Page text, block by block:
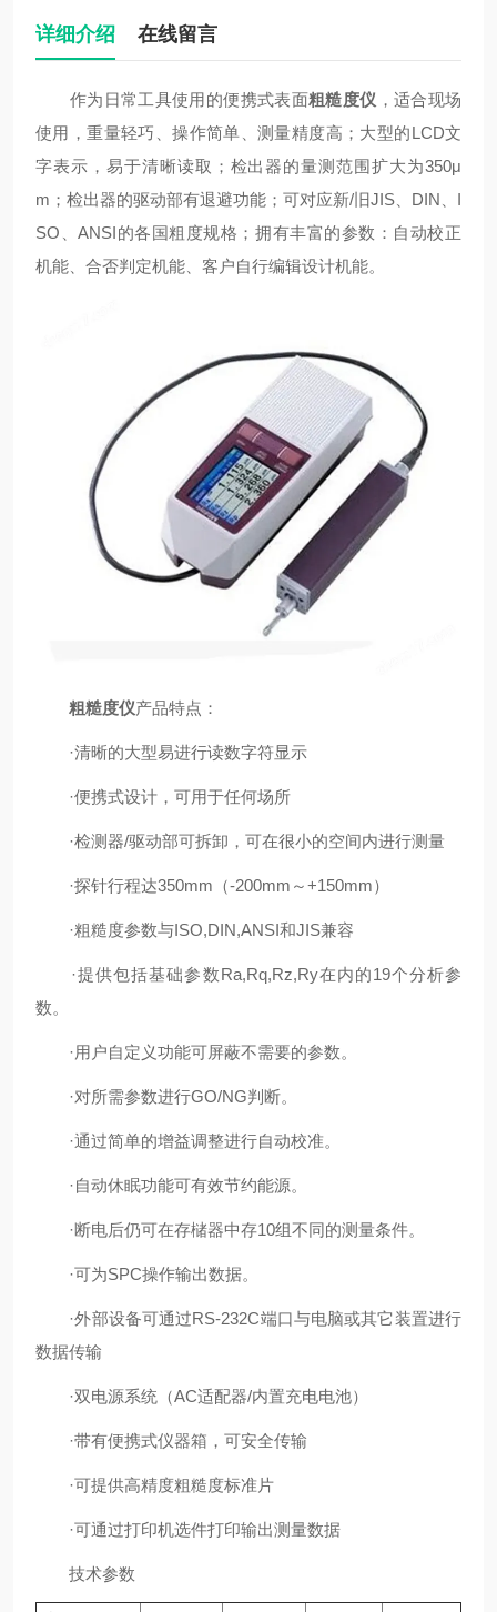
详细介绍 在线留言
作为日常工具使用的便携式表面粗糙度仪 ，适合现场
使用，重量轻巧、操作简单、测量精度高；大型的LCD文
字表示，易于清晰读取；检出器的量测范围扩大为350μ
m；检出器的驱动部有退避功能；可对应新/旧JIS、DIN、I
SO、ANSI的各国粗度规格；拥有丰富的参数：自动校正
机能、合否判定机能、客户自行编辑设计机能。
粗糙度仪产品特点：
·清晰的大型易进行读数字符显示
·便携式设计，可用于任何场所
·检测器/驱动部可拆卸，可在很小的空间内进行测量
·探针行程达350mm（-200mm～+150mm）
·粗糙度参数与ISO,DIN,ANSI和JIS兼容
·提供包括基础参数Ra,Rq,Rz,Ry在内的19个分析参
数。
·用户自定义功能可屏蔽不需要的参数。
·对所需参数进行GO/NG判断。
·通过简单的增益调整进行自动校准。
·自动休眠功能可有效节约能源。
·断电后仍可在存槠器中存10组不同的测量条件。
·可为SPC操作输出数据。
·外部设备可通过RS-232C端口与电脑或其它装置进行
数据传输
·双电源系统（AC适配器/内置充电电池）
·带有便携式仪器箱，可安全传输
·可提供高精度粗糙度标准片
·可通过打印机选件打印输出测量数据
技术参数